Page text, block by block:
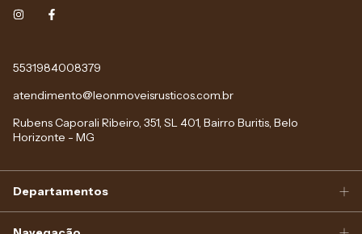
5531984008379
atendimento@leonmoveisrusticos.com.br
Rubens Caporali Ribeiro, 351, SL 401, Bairro Buritis, Belo
Horizonte - MG
Departamentos